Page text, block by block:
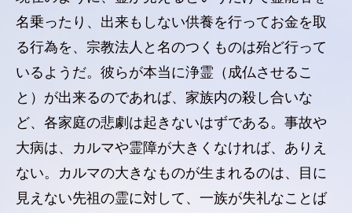
名乗ったり、出来もしない供養を行ってお金を取
る行為を、宗教法人と名のつくものは殆ど行って
いるようだ。彼らが本当に浄霊（成仏させるこ
と）が出来るのであれば、家族内の殺し合いな
ど、各家庭の悲劇は起きないはずである。事故や
大病は、カルマや霊障が大きくなければ、ありえ
ない。カルマの大きなものが生まれるのは、目に
見えない先祖の霊に対して、一族が失礼なことば